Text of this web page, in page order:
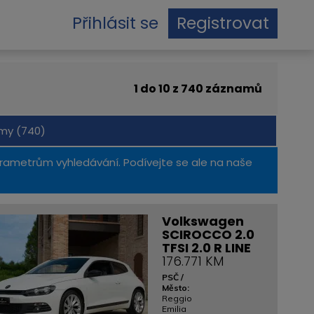
Přihlásit se Registrovat
1 do 10 z 740 záznamů
(740)
vyhledávání. Podívejte se ale na naše
Volkswagen
SCIROCCO 2.0
TFSI 2.0 R LINE
176.771 KM
PSČ /
Město:
Reggio
Emilia